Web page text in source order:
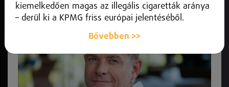
kiemelkedően magas az illegális cigaretták aránya
– derül ki a KPMG friss európai jelentéséből.
Bővebben >>